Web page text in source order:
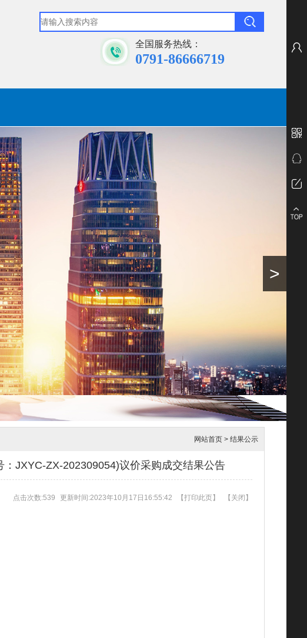
全国服务热线：
0791-86666719
>
网站首页 > 结果公示
JXYC-ZX-202309054)议价采购成交结果公告
点击次数:539 更新时间:2023年10月17日16:55:42 【打印此页】 【 关闭 】